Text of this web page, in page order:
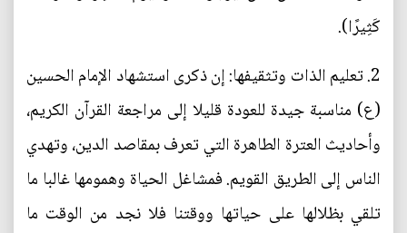
كَثِيرًا).
2. تعليم الذات وتثقيفها: إن ذكرى استشهاد الإمام الحسين
(ع) مناسبة جيدة للعودة قليلا إلى مراجعة القرآن الكريم،
وأحاديث العترة الطاهرة التي تعرف بمقاصد الدين، وتهدي
الناس إلى الطريق القويم. فمشاغل الحياة وهمومها غالبا ما
تلقي بظلالها على حياتها ووقتنا فلا نجد من الوقت ما